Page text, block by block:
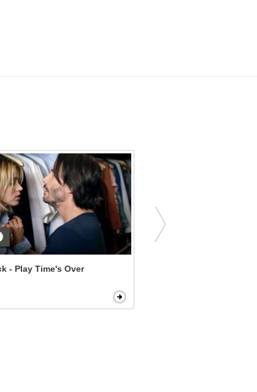
- Play Time's Over